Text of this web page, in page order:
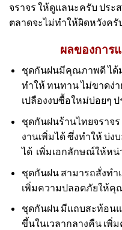
จราจร ให้ดูแลนะครับ ปร
ตลาดจะไม่ทำให้ผิดหวังครั
ผลของการ
ชุดกันฝนมีคุณภาพดี ได้
ทำให้ ทนทาน ไม่ขาดง่
เปลืองงบซื้อใหม่บ่อยๆ ป
ชุดกันฝนร้านไทยจราจ
งานเพิ่มได้ ซึ่งทำให้ บ่
ได้ เพิ่มเอกลักษณ์ให้หน่
ชุดกันฝน สามารถสั่งทำ
เพิ่มความปลอดภัยให้คุ
ชุดกันฝน มีแถบสะท้อน
ขึ้นในเวลากลางคืน เพิ่